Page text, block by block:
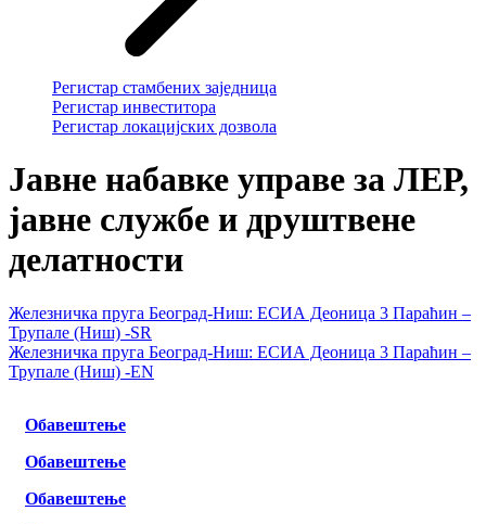
Регистар стамбених заједница
Регистар инвеститора
Регистар локацијских дозвола
Јавне набавке управе за ЛЕР,
јавне службе и друштвене
делатности
Железничка пруга Београд-Ниш: ЕСИА Деоница 3 Параћин –
Трупале (Ниш) -SR
Железничка пруга Београд-Ниш: ЕСИА Деоница 3 Параћин –
Трупале (Ниш) -EN
Обавештење
Обавештење
Обавештење